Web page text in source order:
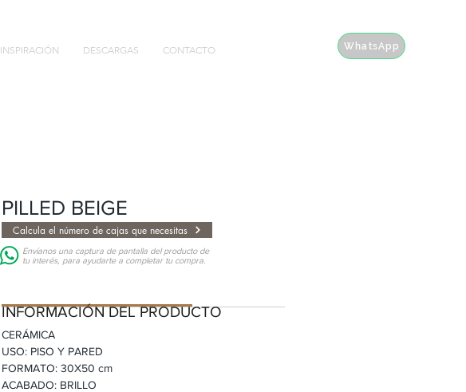
INSPIRACIÓN DESCARGAS CONTACTO WhatsApp
PILLED BEIGE
CERÁMICA
USO: PISO Y PARED
FORMATO: 30X50 cm
ACABADO: BRILLO
INFORMACIÓN DEL PRODUCTO
Calcula el número de cajas que necesitas
Envíanos una captura de pantalla del producto de
tu interés, para ayudarte a completar tu compra.